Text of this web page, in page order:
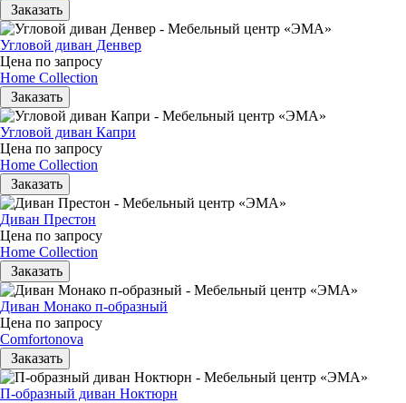
Заказать
Угловой диван Денвер
Цена по запросу
Home Collection
Заказать
Угловой диван Капри
Цена по запросу
Home Collection
Заказать
Диван Престон
Цена по запросу
Home Collection
Заказать
Диван Монако п-образный
Цена по запросу
Comfortonova
Заказать
П-образный диван Ноктюрн